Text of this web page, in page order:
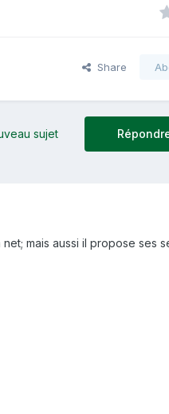
Share
sujet
mais aussi il propose ses